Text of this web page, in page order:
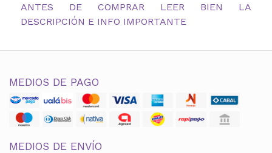
ANTES DE COMPRAR LEER BIEN LA
DESCRIPCIÓN E INFO IMPORTANTE
MEDIOS DE PAGO
MEDIOS DE ENVÍO